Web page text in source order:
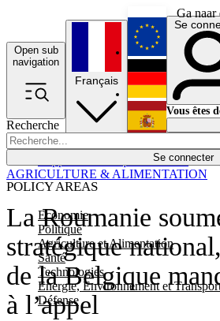
Ga naar
Open sub
navigation
Recherche
Se connecter
POLICY AREAS
Economie
Politique
Agriculture et Alimentation
Santé
Technologies
Energie, Environnement et
Défense
Économie
Français
English
Deutsch
Español
Se
Vous êtes
La Roumanie
stratégique
de la Belgique
à l’appel
AGRICULTURE & ALIMENTATION